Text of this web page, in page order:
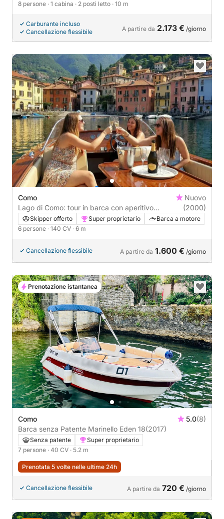
8 persone · 1 cabina · 2 posti letto · 10 m
Carburante incluso
Cancellazione flessibile
A partire da 2.173 € /giorno
Como
Nuovo
Lago di Como: tour in barca con aperitivo
Prosecco
(2000)
Skipper offerto Super proprietario
Barca a motore
6 persone · 140 CV · 6 m
Cancellazione flessibile A partire da 1.600 € /giorno
Como 5.0(8)
Barca senza Patente Marinello Eden 18(2017)
Senza patente
Super proprietario
7 persone · 40 CV · 5.2 m
Prenotata 5 volte nelle ultime 24h
Cancellazione flessibile A partire da 720 € /giorno
Prenotazione istantanea